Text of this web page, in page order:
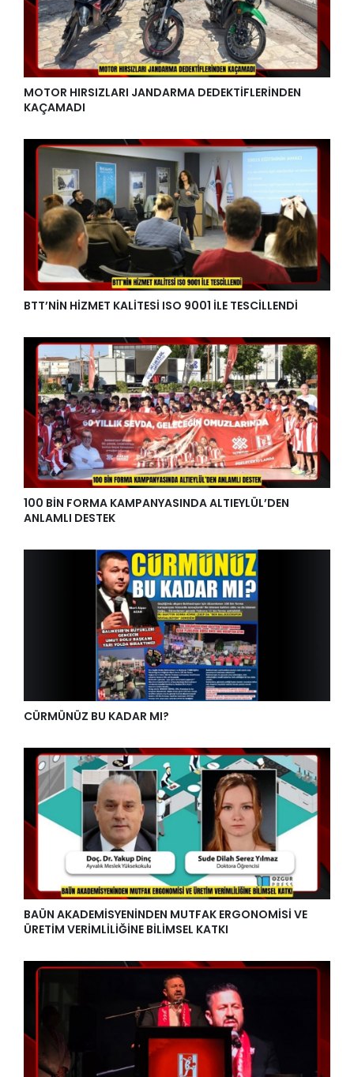
MOTOR HIRSIZLARI JANDARMA DEDEKTİFLERİNDEN
KAÇAMADI
BTT’NİN HİZMET KALİTESİ ISO 9001 İLE TESCİLLENDİ
100 BİN FORMA KAMPANYASINDA ALTIEYLÜL’DEN
ANLAMLI DESTEK
CÜRMÜNÜZ BU KADAR MI?
BAÜN AKADEMİSYENİNDEN MUTFAK ERGONOMİSİ VE
ÜRETİM VERİMLİLİĞİNE BİLİMSEL KATKI